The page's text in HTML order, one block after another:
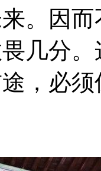
。因
几分
，必